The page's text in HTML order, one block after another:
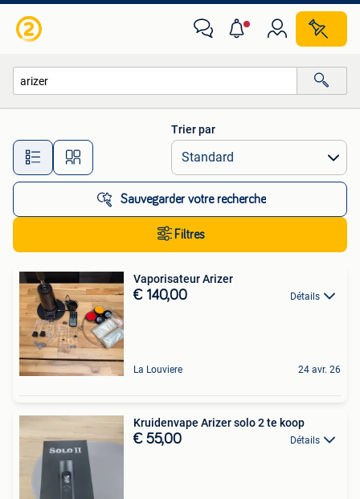
Toutes les distances…
Trier par
Sauvegarder votre recherche
Filtres
Vaporisateur Arizer
€ 140,00 Détails
La Louviere 24 avr. 26
Kruidenvape Arizer solo 2 te koop
€ 55,00 Détails